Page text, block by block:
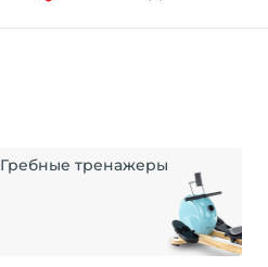
Гребные тренажеры